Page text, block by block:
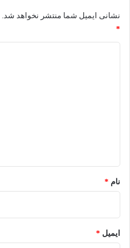
نشانی ایمیل شما منتشر نخواهد شد.
*
نام *
ایمیل *